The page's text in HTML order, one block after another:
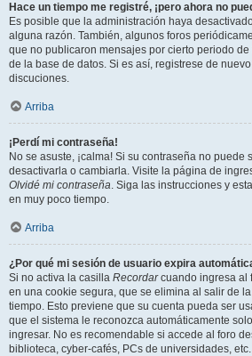
Hace un tiempo me registré, ¡pero ahora no
Es posible que la administración haya
alguna razón. También, algunos foros
que no publicaron mensajes por cierto periodo
de la base de datos. Si es así, registrese de
discuciones.
Arriba
¡Perdí mi contraseña!
No se asuste, ¡calma! Si su contraseña no puede
desactivarla o cambiarla. Visite la página de
Olvidé mi contraseña. Siga las instrucciones y
en muy poco tiempo.
Arriba
¿Por qué mi sesión de usuario expira
Si no activa la casilla Recordarcuando ingresa al
en una cookie segura, que se elimina al salir de
tiempo. Esto previene que su cuenta pueda ser
que el sistema le reconozca automáticamente
ingresar. No es recomendable si accede al foro
biblioteca, cyber-cafés, PCs de universidades,